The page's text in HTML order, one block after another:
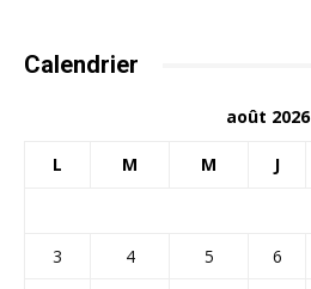
Calendrier
août 2026
L M M J
3
4 5 6